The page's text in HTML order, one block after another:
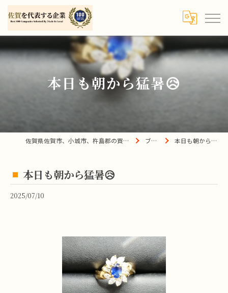
本日も朝から猛暑😥
佐賀県佐賀市、小城市、杵島郡の買取は宝の蔵へ ブログ 本日も朝から猛暑😥
本日も朝から猛暑😥
2025/07/10